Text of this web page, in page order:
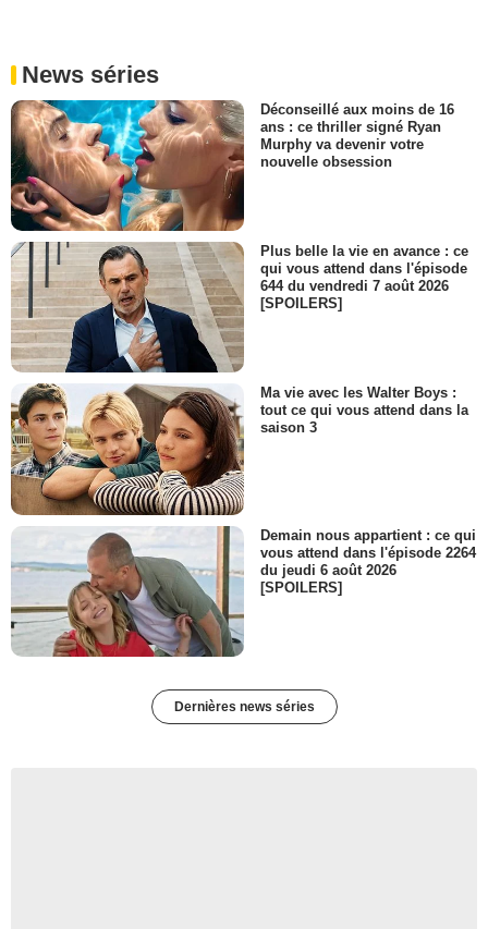
News séries
Déconseillé aux moins de 16
ans : ce thriller signé Ryan
Murphy va devenir votre
nouvelle obsession
Plus belle la vie en avance : ce
qui vous attend dans l'épisode
644 du vendredi 7 août 2026
[SPOILERS]
Ma vie avec les Walter Boys :
tout ce qui vous attend dans la
saison 3
Demain nous appartient : ce qui
vous attend dans l'épisode 2264
du jeudi 6 août 2026
[SPOILERS]
Dernières news séries